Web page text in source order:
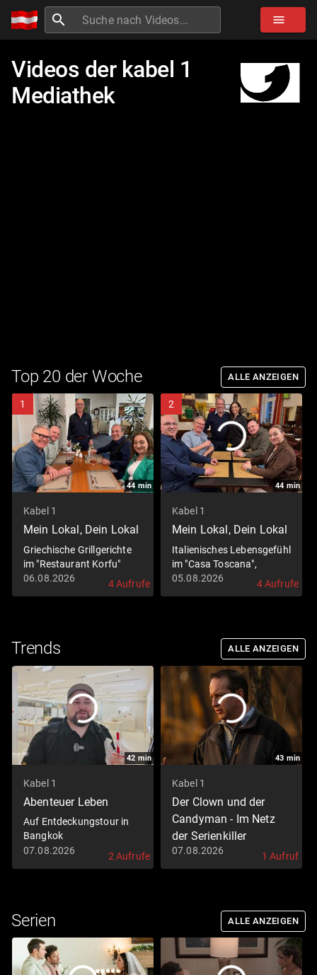
search menu
Videos der kabel 1
Mediathek
Top 20 der Woche ALLE ANZEIGEN
1
4 Aufrufe
44 min
Kabel 1
Mein Lokal, Dein Lokal
Griechische Grillgerichte
im "Restaurant Korfu"
06.08.2026
2
4 Aufrufe
44 min
Kabel 1
Mein Lokal, Dein Lokal
Italienisches Lebensgefühl
im "Casa Toscana",
Leverkusen
05.08.2026
Trends ALLE ANZEIGEN
2 Aufrufe
42 min
Kabel 1
Abenteuer Leben
Auf Entdeckungstour in
Bangkok
07.08.2026
1 Aufruf
43 min
Kabel 1
Der Clown und der
Candyman - Im Netz
der Serienkiller
Staffel 1 Folge 4 Episode 4
07.08.2026
Serien ALLE ANZEIGEN